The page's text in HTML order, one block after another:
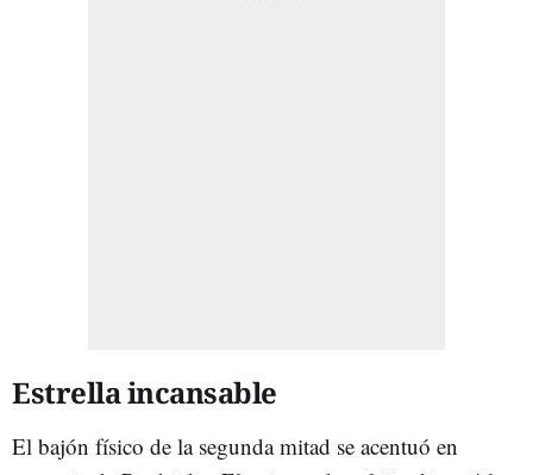
Estrella incansable
El bajón físico de la segunda mitad se acentuó en